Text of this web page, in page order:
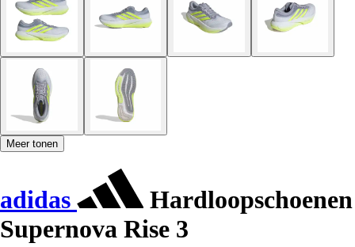
Meer tonen
adidas
Hardloopschoenen
Supernova Rise 3